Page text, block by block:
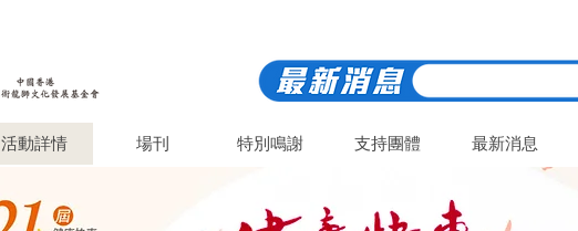
活動詳情 場刊 特別鳴謝 支持團體 最新消息